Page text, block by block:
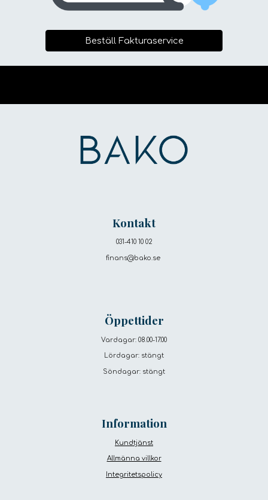
Beställ Fakturaservice
Kontakt
031-410 10 02
finans@bako.se
Öppettider
Vardagar: 08.00-17.00
Lördagar: stängt
Söndagar: stängt
Information
Kundtjänst
Allmänna villkor
Integritetspolicy